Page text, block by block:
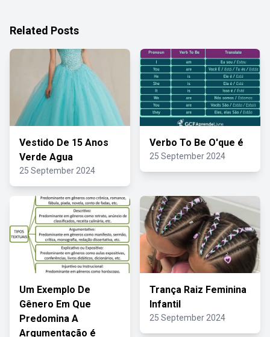
Related Posts
Vestido De 15 Anos
Verde Agua
25 September 2024
Verbo To Be O'que é
25 September 2024
Um Exemplo De
Gênero Em Que
Predomina A
Argumentação é
Trança Raiz Feminina
Infantil
25 September 2024